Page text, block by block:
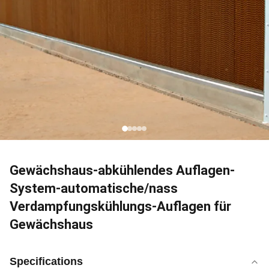
Gewächshaus-abkühlendes Auflagen-
System-automatische/nass
Verdampfungskühlungs-Auflagen für
Gewächshaus
Specifications